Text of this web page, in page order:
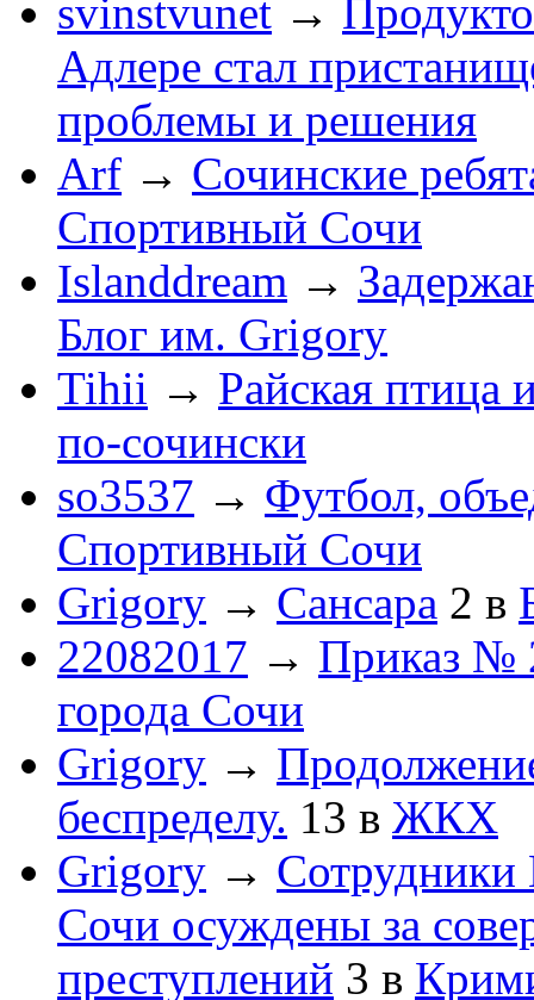
svinstvunet →
Адлере стал
проблемы и решения
Arf → Сочинские
Спортивный Сочи
Islanddream →
Блог им. Grigory
Tihii → Райская птица
по-cочински
so3537 → Футбол,
Спортивный Сочи
Grigory → Сансара 2 в
22082017 → Приказ №
города Сочи
Grigory →
беспределу. 13 в ЖКХ
Grigory →
Сочи осуждены за
преступлений 3 в